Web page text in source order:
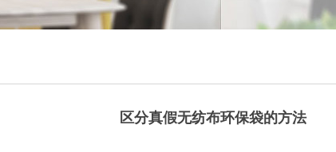
区分真假无纺布环保袋的方法